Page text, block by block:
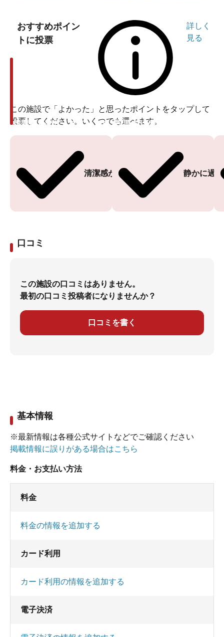
おすすめポイン
トに投票
詳しく
見る
この施設で「よかった」と思ったポイントをタップして
投票してください。いくつでも選べます。
清潔感がある
投票ありがとうございます
静かに過
投票ありがとうございます
口コミ
この施設の口コミはありません。
最初の口コミ投稿者になりませんか？
口コミを書く
基本情報
※最新情報は各種公式サイトなどでご確認ください
掲載情報に誤りがある場合はこちら
料金・お支払い方法
料金
料金の情報を追加する
カード利用
カード利用の情報を追加する
電子決済